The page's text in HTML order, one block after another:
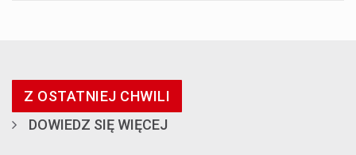
Z OSTATNIEJ CHWILI
DOWIEDZ SIĘ WIĘCEJ